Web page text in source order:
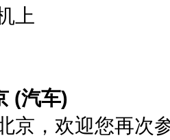
上
(汽车)
京，欢迎您再次